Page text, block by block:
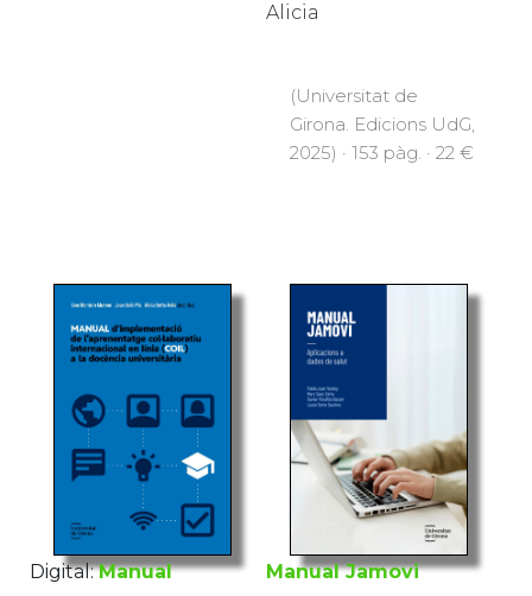
Alicia
(Universitat de
Girona. Edicions UdG,
2025) · 153 pàg. · 22 €
Digital: Manual
Manual Jamovi